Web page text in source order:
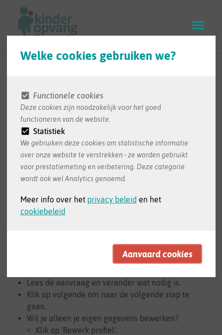
Welke cookies gebruiken we?
Functionele cookies
Deze cookies zijn noodzakelijk voor het goed
functioneren van de website.
Statistiek
We gebruiken deze cookies om statistische informatie
over onze website te verstrekken - ze worden gebruikt
voor prestatiemeting en verbetering. Deze categorie
wordt ook wel Analytics genoemd.
Meer info over het privacy beleid en het
cookiebeleid
Verandert je werksituatie, je gezinssituatie of
je vraag naar opvang? Dan moet je dit
aanpassen in je aanvraag. Zoek je geen opvang
meer en wil je je aanvraag annuleren? Dat kan!
Lees hier hoe je je aanvraag beheert.
Hoe pas je je aanvraag aan?
Meld je aan met je e-mailadres en je wachtwoord.
Klik naast je aanvraag op 'Acties'.
Lees de aanvraag en verander wat nodig is.
Klik op volgende om naar de volgende stap te
gaan.
Wil je alleen je eigen gegevens bewerken?
Klik op 'Bewerk profiel'.